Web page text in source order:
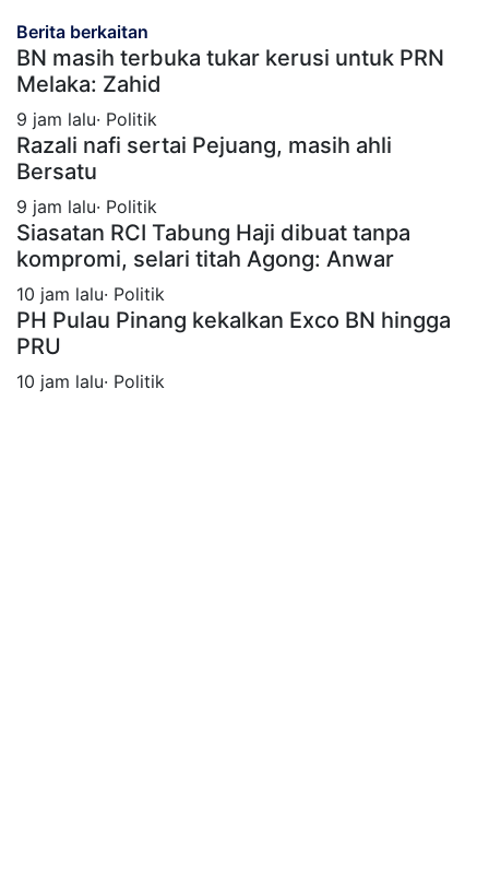
Berita berkaitan
BN masih terbuka tukar kerusi untuk PRN
Melaka: Zahid
9 jam lalu· Politik
Razali nafi sertai Pejuang, masih ahli
Bersatu
9 jam lalu· Politik
Siasatan RCI Tabung Haji dibuat tanpa
kompromi, selari titah Agong: Anwar
10 jam lalu· Politik
PH Pulau Pinang kekalkan Exco BN hingga
PRU
10 jam lalu· Politik